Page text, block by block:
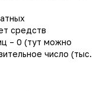
средств
– 0 (тут можно
число (тыс.